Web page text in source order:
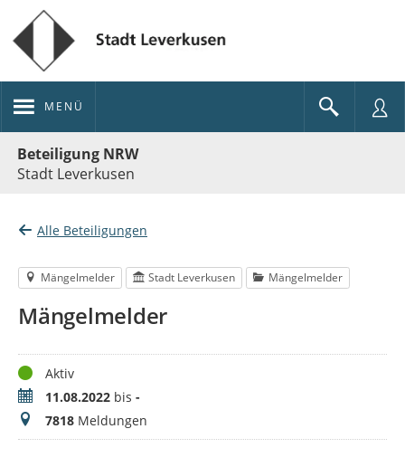
MENÜ
Beteiligung NRW
Stadt Leverkusen
Alle Beteiligungen
Mängelmelder Stadt Leverkusen Mängelmelder
Mängelmelder
StatusAktiv
Zeitraum11.08.2022 bis -
Meldungen
7818 Meldungen